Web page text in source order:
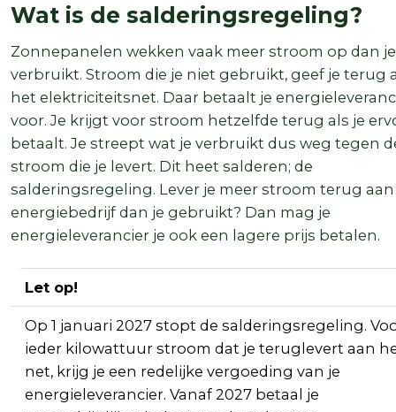
Wat is de salderingsregeling?
Zonnepanelen wekken vaak meer stroom op dan je
verbruikt. Stroom die je niet gebruikt, geef je terug
het elektriciteitsnet. Daar betaalt je
voor. Je krijgt voor stroom hetzelfde terug als je
betaalt. Je streept wat je verbruikt dus weg tegen
stroom die je levert. Dit heet salderen; de
salderingsregeling. Lever je meer stroom terug
energiebedrijf dan je gebruikt? Dan mag je
energieleverancier je ook een lagere prijs betalen.
Let op!
Op 1 januari 2027 stopt de salderingsregeling.
ieder kilowattuur stroom dat je teruglevert aan
net, krijg je een redelijke vergoeding van je
energieleverancier. Vanaf 2027 betaal je